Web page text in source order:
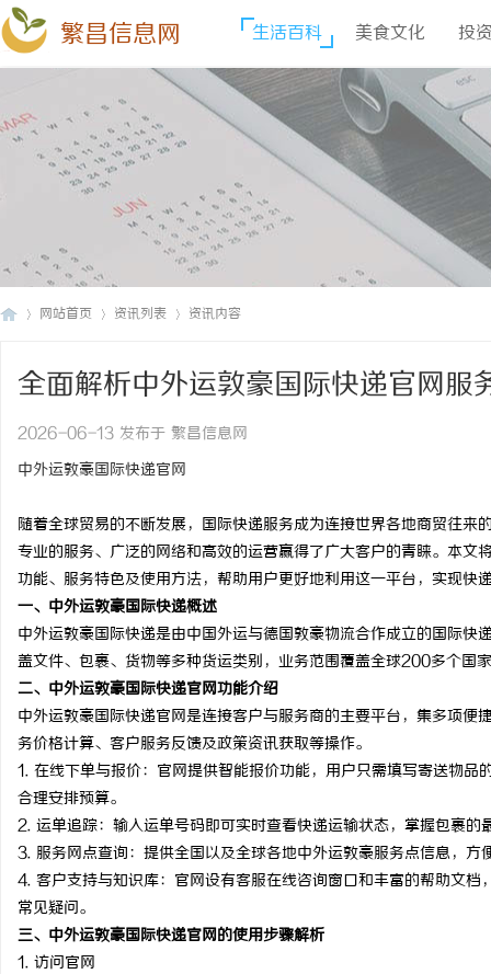
繁昌信息网 生活百科 美食文化 投
网站首页 资讯列表 资讯内容
全面解析中外运敦豪国际快递官网服
2026-06-13 发布于 繁昌信息网
中外运敦豪国际快递官网
随着全球贸易的不断发展，国际快递服务成为连接世界各地商贸往
专业的服务、广泛的网络和高效的运营赢得了广大客户的青睐。本
功能、服务特色及使用方法，帮助用户更好地利用这一平台，实现快
一、中外运敦豪国际快递概述
中外运敦豪国际快递是由中国外运与德国敦豪物流合作成立的国际
盖文件、包裹、货物等多种货运类别，业务范围覆盖全球200多个国
二、中外运敦豪国际快递官网功能介绍
中外运敦豪国际快递官网是连接客户与服务商的主要平台，集多项
务价格计算、客户服务反馈及政策资讯获取等操作。
1. 在线下单与报价：官网提供智能报价功能，用户只需填写寄送物
合理安排预算。
2. 运单追踪：输入运单号码即可实时查看快递运输状态，掌握包裹的
3. 服务网点查询：提供全国以及全球各地中外运敦豪服务点信息，
4. 客户支持与知识库：官网设有客服在线咨询窗口和丰富的帮助文
常见疑问。
三、中外运敦豪国际快递官网的使用步骤解析
1. 访问官网